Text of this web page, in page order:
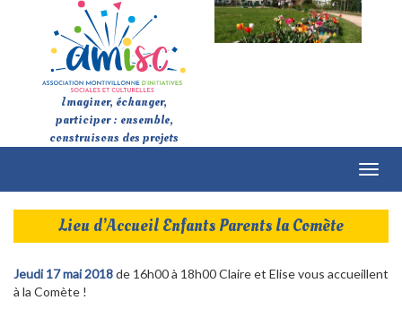
Imaginer, échanger,
participer : ensemble,
construisons des projets
Lieu d’Accueil Enfants Parents la Comète
Jeudi 17 mai 2018de 16h00 à 18h00 Claire et Elise vous accueillent
à la Comète !